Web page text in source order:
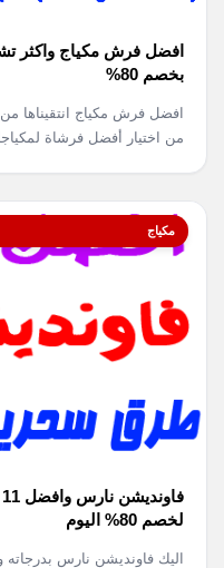
افضل فرش مكياج واكثر
بخصم 80%
افضل فرش مكياج انتقيناها
من اختيار أفضل فرشاة
مكياج
لخصم 80% اليوم
اليك فاونديشن نارس